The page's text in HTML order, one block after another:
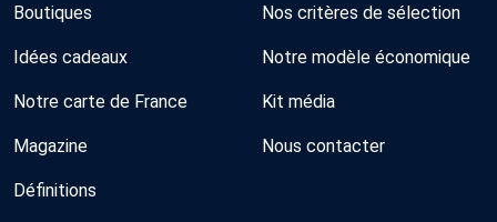
Boutiques
Idées cadeaux
Notre carte de France
Magazine
Définitions
Nos critères de sélection
Notre modèle économique
Kit média
Nous contacter